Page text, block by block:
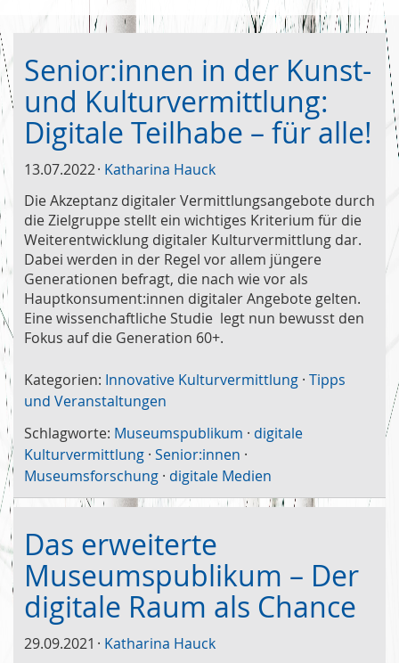
Senior:innen in der Kunst-
und Kulturvermittlung:
Digitale Teilhabe – für alle!
13.07.2022 Katharina Hauck
Die Akzeptanz digitaler Vermittlungsangebote durch
die Zielgruppe stellt ein wichtiges Kriterium für die
Weiterentwicklung digitaler Kulturvermittlung dar.
Dabei werden in der Regel vor allem jüngere
Generationen befragt, die nach wie vor als
Hauptkonsument:innen digitaler Angebote gelten.
Eine wissenchaftliche Studie legt nun bewusst den
Fokus auf die Generation 60+.
Kategorien: Innovative Kulturvermittlung · Tipps
und Veranstaltungen
Schlagworte: Museumspublikum · digitale
Kulturvermittlung · Senior:innen ·
Museumsforschung · digitale Medien
Das erweiterte
Museumspublikum – Der
digitale Raum als Chance
29.09.2021
Katharina Hauck